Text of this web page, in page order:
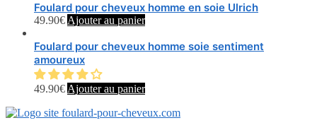
Foulard pour cheveux homme en soie Ulrich
49.90€ Ajouter au panier
Foulard pour cheveux homme soie sentiment
amoureux
49.90€ Ajouter au panier